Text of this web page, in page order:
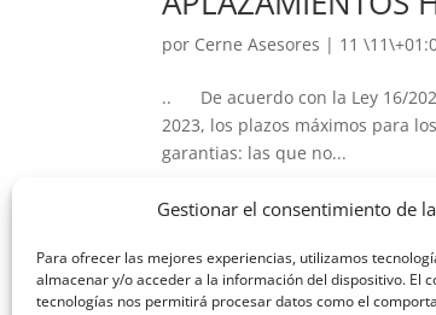
Gestionar el consentimiento de
Para ofrecer las mejores experiencias, utilizamos
almacenar y/o acceder a la información del dispositivo. El
tecnologías nos permitirá procesar datos como el
por Cerne Asesores | 11
.. De acuerdo con la Ley 16/
2023, los plazos máximos para
garantias: las que no...